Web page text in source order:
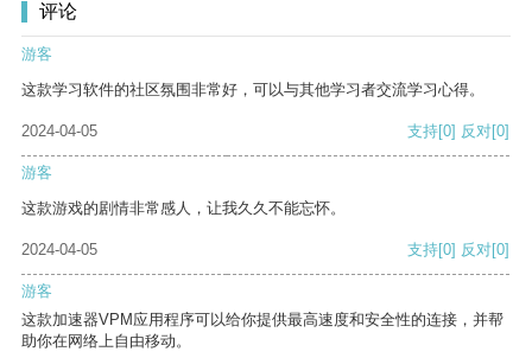
评论
游客
这款学习软件的社区氛围非常好，可以与其他学习者交流学习心得。
2024-04-05 支持[0] 反对[0]
游客
这款游戏的剧情非常感人，让我久久不能忘怀。
2024-04-05 支持[0] 反对[0]
游客
这款加速器VPM应用程序可以给你提供最高速度和安全性的连接，并帮
助你在网络上自由移动。